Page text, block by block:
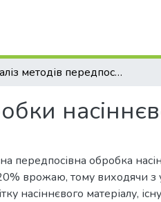
Аналіз методів передпосівної обробки насіннєвого матеріалу
передпосівна обробка
врожаю, тому виходячи
насіннєвого матеріалу,